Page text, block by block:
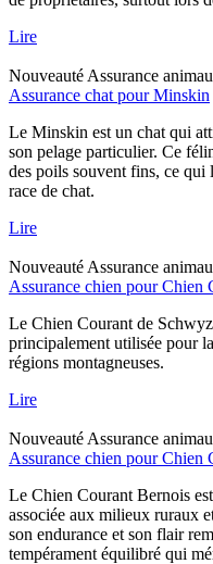
Lire
Nouveauté Assurance
Assurance chat pour Minskin
Le Minskin est un chat qui
son pelage particulier. Ce
des poils souvent fins, ce qui
race de chat.
Lire
Nouveauté Assurance
Assurance chien pour Chien
Le Chien Courant de
principalement utilisée pour
régions montagneuses.
Lire
Nouveauté Assurance
Assurance chien pour Chien
Le Chien Courant Bernois
associée aux milieux ruraux
son endurance et son flair
tempérament équilibré qui